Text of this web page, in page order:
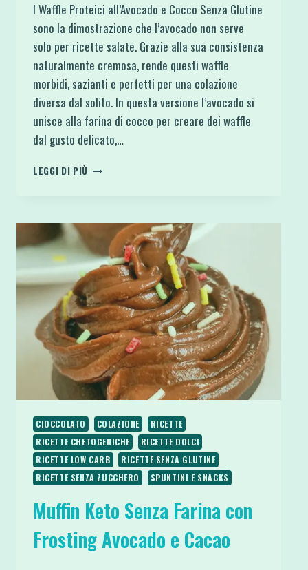
I Waffle Proteici all’Avocado e Cocco Senza Glutine
sono la dimostrazione che l’avocado non serve
solo per ricette salate. Grazie alla sua consistenza
naturalmente cremosa, rende questi waffle
morbidi, sazianti e perfetti per una colazione
diversa dal solito. In questa versione l’avocado si
unisce alla farina di cocco per creare dei waffle
dal gusto delicato,…
LEGGI DI PIÙ WAFFLE
COCCO
SENZA
GLUTINE
CIOCCOLATO COLAZIONE
RICETTE
RICETTE CHETOGENICHE
RICETTE DOLCI
RICETTE LOW CARB
RICETTE SENZA GLUTINE
RICETTE SENZA ZUCCHERO
SPUNTINI E SNACKS
Muffin Keto Senza Farina con
Frosting Avocado e Cacao